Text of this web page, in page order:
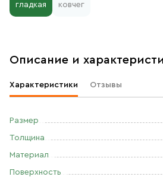
гладкая ковчег
Описание и
Характеристики Отзывы
Размер
Толщина
Материал
Поверхность